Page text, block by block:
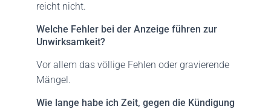
reicht nicht.
Welche Fehler bei der Anzeige führen zur
Unwirksamkeit?
Vor allem das völlige Fehlen oder gravierende
Mängel.
Wie lange habe ich Zeit, gegen die Kündigung